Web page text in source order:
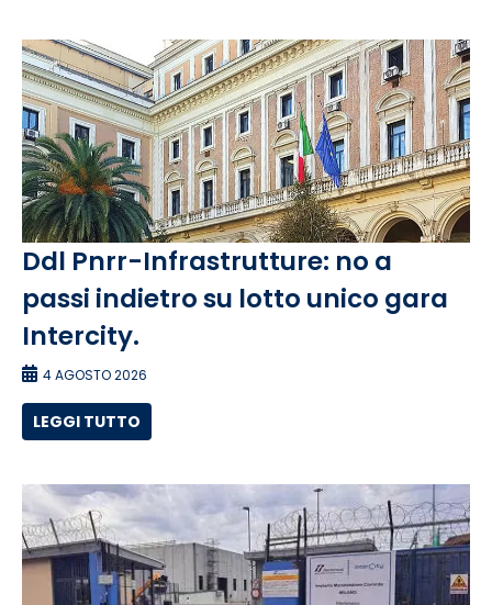
Ddl Pnrr-Infrastrutture: no a
passi indietro su lotto unico gara
Intercity.
4 AGOSTO 2026
LEGGI TUTTO